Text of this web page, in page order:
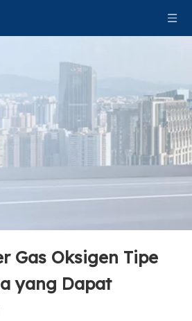
Gas Oksigen Tipe
yang Dapat